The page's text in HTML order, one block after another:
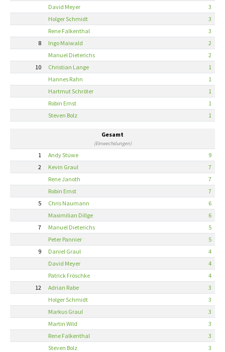
David Meyer
3
Holger Schmidt
3
Rene Falkenthal
3
8
Ingo Maiwald
2
Manuel Dieterichs
2
10
Christian Lange
1
Hannes Rahn
1
Hartmut Schröter
1
Robin Ernst
1
Steven Bolz
1
Gesamt
(Einwechslungen)
1 Andy Stüwe
9
2
Kevin Graul
7
Rene Janoth
7
Robin Ernst
7
5
Chris Naumann
6
Maximilian Dillge
6
7
Manuel Dieterichs
5
Peter Pannier
5
9
Daniel Graul
4
David Meyer
4
Patrick Fröschke
4
12
Adrian Rabe
3
Holger Schmidt
3
Markus Graul
3
Martin Wild
3
Rene Falkenthal
3
Steven Bolz
3